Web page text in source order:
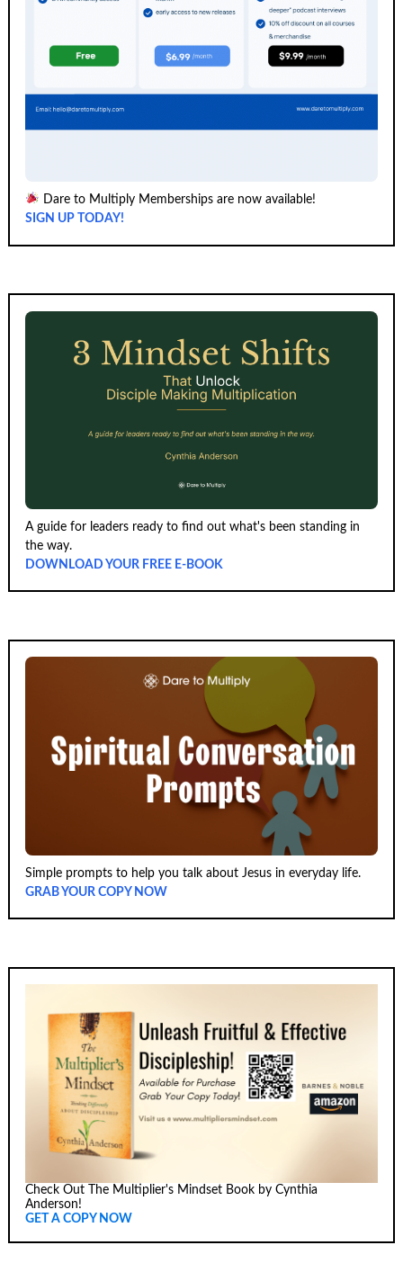
Dare to Multiply Memberships are now available!
SIGN UP TODAY!
A guide for leaders ready to find out what's been standing in
the way.
DOWNLOAD YOUR FREE E-BOOK
Simple prompts to help you talk about Jesus in everyday life.
GRAB YOUR COPY NOW
Check Out The Multiplier's Mindset Book by Cynthia
Anderson!
GET A COPY NOW